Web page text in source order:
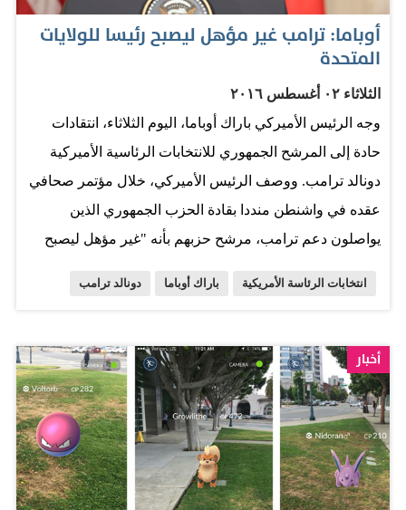
بوتين. وأضاف موريل الذي عمل 33 سنة في وكالة
الاستخبارات المركزية الأمريكية، وكان مساعد مديرها قبل أن
نقول إن (فلاديمير) بوتين (الرئيس الروسي) قد جند ترامب
كعميل لروسيا الاتحادية من دون أن يدري الأخير». وذكر
موريل أن بوتين كان عميلاً سابقاً للاستخبارات الروسية، وهو
متخصص…
أوباما: ترامب غير مؤهل ليصبح رئيسا للولايات
المتحدة
الثلاثاء ٠٢ أغسطس ٢٠١٦
وجه الرئيس الأميركي باراك أوباما، اليوم الثلاثاء، انتقادات
حادة إلى المرشح الجمهوري للانتخابات الرئاسية الأميركية
دونالد ترامب. ووصف الرئيس الأميركي، خلال مؤتمر صحافي
عقده في واشنطن منددا بقادة الحزب الجمهوري الذين
يواصلون دعم ترامب، مرشح حزبهم بأنه "غير مؤهل ليصبح
وهو يواصل إثبات ذلك". المصدر: الإتحاد
انتخابات الرئاسة الأمريكية باراك أوباما دونالد ترامب
أخبار